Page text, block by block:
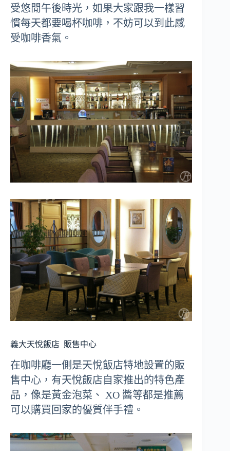
受悠閒午後時光，如果大家跟我一樣習
慣每天都要喝杯咖啡，不妨可以到此感
受咖啡香氣。
義大天悅飯店 販售中心
在咖啡廳一側是天悅飯店特地設置的販
售中心，有天悅飯店自家推出的特色產
品，像是黃金泡菜、 XO 醬等都是推薦
可以購買回家的優質伴手禮。